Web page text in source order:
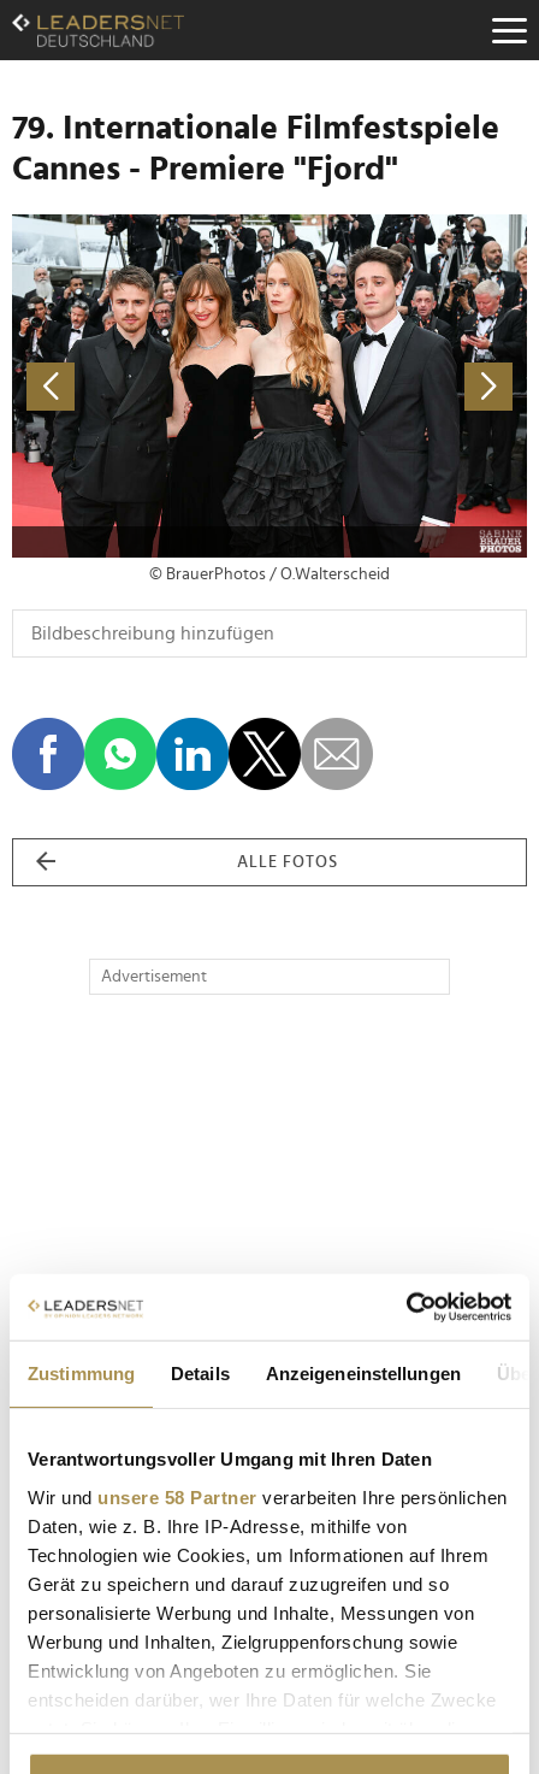
Zustimmung Details Anzeigeneinstellungen
Verantwortungsvoller Umgang mit Ihren Daten
Wir und unsere 58 Partner verarbeiten Ihre persönlichen
Daten, wie z. B. Ihre IP-Adresse, mithilfe von
Technologien wie Cookies, um Informationen auf Ihrem
Gerät zu speichern und darauf zuzugreifen und so
personalisierte Werbung und Inhalte, Messungen von
Werbung und Inhalten, Zielgruppenforschung sowie
Entwicklung von Angeboten zu ermöglichen. Sie
entscheiden darüber, wer Ihre Daten für welche Zwecke
Cookie-Erklärung oder durch Klicken auf das Privacy
Zum
Inhalt
Zur
Navigation
Zur
Hauptnavigation
79. Internationale Filmfestspiele
Cannes - Premiere "Fjord"
© BrauerPhotos / O.Walterscheid
ALLE FOTOS
Advertisement